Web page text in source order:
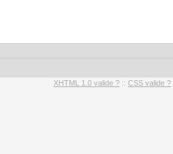
XHTML 1.0 valide ? :: CSS valide ?